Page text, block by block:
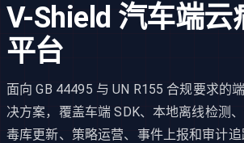
加入我们
新闻和博客
V-Shield 汽车端云
平台
面向 GB 44495 与 UN R155 合规要求的
决方案，覆盖车端 SDK、本地离线检测
毒库更新、策略运营、事件上报和审计